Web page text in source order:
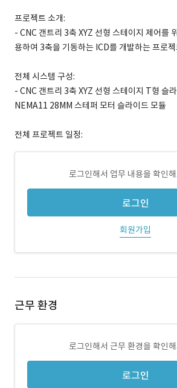
프로젝트 소개:
- CNC 갠트리 3축 XYZ 선형 스테이지 제어를
용하여 3축을 기동하는 ICD를 개발하는 프로
전체 시스템 구성:
- CNC 갠트리 3축 XYZ 선형 스테이지 T형 슬
NEMA11 28MM 스테퍼 모터 슬라이드 모듈
전체 프로젝트 일정:
로그인해서 업무 내용을 확인
로그인
회원가입
근무 환경
로그인해서 근무 환경을 확인
로그인